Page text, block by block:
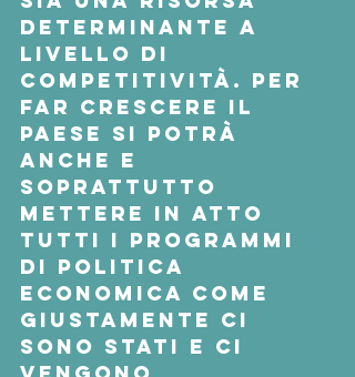
determinante a
livello di
competitività. Per
far crescere il
Paese si potrà
anche e
soprattutto
mettere in atto
tutti i programmi
di politica
economica come
giustamente ci
sono stati e ci